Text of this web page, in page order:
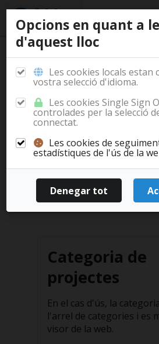
Inici / Documentació / Casos d'ús
SP-ACME
Software Project
Software de projectes per
Llegir més...
Categoria de
projectes
En el cas d'ús, la
l'arrel de categories i es
visor de la web.
Opcions en quant a
d'aquest lloc
Les cookies locals estan
vostra selecció d'idioma.
Les cookies Single Sign
controlades per la selecció
connectat.
Les cookies de
estadístiques de l'ús de la